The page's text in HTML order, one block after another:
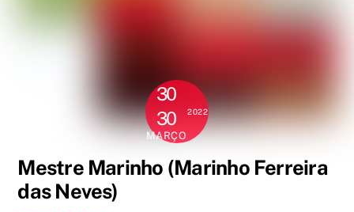
30
30
MARÇO
2022
Mestre Marinho (Marinho Ferreira
das Neves)